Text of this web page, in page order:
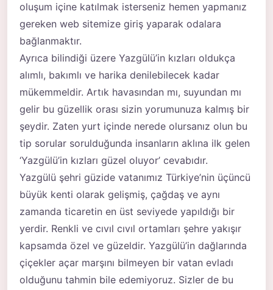
oluşum içine katılmak isterseniz hemen yapmanız
gereken web sitemize giriş yaparak odalara
bağlanmaktır.
Ayrıca bilindiği üzere Yazgülü’in kızları oldukça
alımlı, bakımlı ve harika denilebilecek kadar
mükemmeldir. Artık havasından mı, suyundan mı
gelir bu güzellik orası sizin yorumunuza kalmış bir
şeydir. Zaten yurt içinde nerede olursanız olun bu
tip sorular sorulduğunda insanların aklına ilk gelen
‘Yazgülü’in kızları güzel oluyor’ cevabıdır.
Yazgülü şehri güzide vatanımız Türkiye’nin üçüncü
büyük kenti olarak gelişmiş, çağdaş ve aynı
zamanda ticaretin en üst seviyede yapıldığı bir
yerdir. Renkli ve cıvıl cıvıl ortamları şehre yakışır
kapsamda özel ve güzeldir. Yazgülü’in dağlarında
çiçekler açar marşını bilmeyen bir vatan evladı
olduğunu tahmin bile edemiyoruz. Sizler de bu